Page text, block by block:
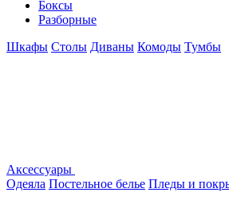
Боксы
Разборные
Шкафы Столы Диваны Комоды Тумбы
Аксессуары
Одеяла Постельное белье Пледы и